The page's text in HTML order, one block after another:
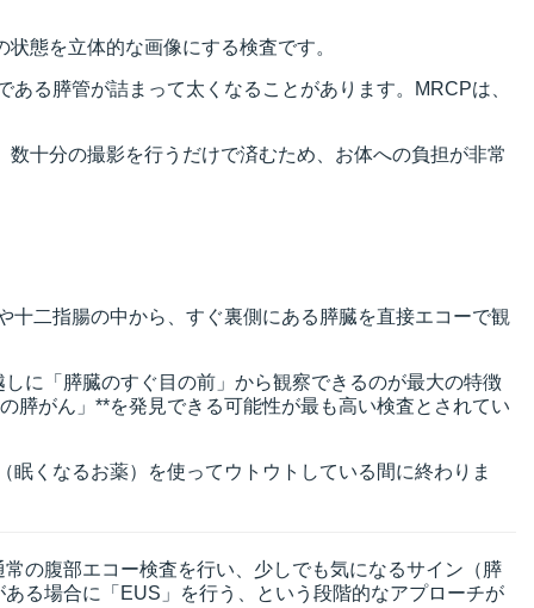
態を立体的な画像にする検査です。
る膵管が詰まって太くなることがあります。MRCPは、
十分の撮影を行うだけで済むため、お体への負担が非常
二指腸の中から、すぐ裏側にある膵臓を直接エコーで観
に「膵臓のすぐ目の前」から観察できるのが最大の特徴
膵がん」**を発見できる可能性が最も高い検査とされてい
くなるお薬）を使ってウトウトしている間に終わりま
の腹部エコー検査を行い、少しでも気になるサイン（膵
る場合に「EUS」を行う、という段階的なアプローチが